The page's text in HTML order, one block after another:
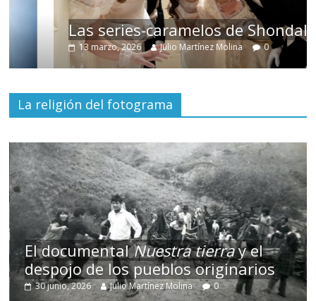
Las series-caramelos de Shondaland
13 marzo, 2026 Julio Martínez Molina 0
La religión del fotograma
El documentalNuestra tierray el
despojo de los pueblos originarios
30 junio, 2026 Julio Martínez Molina 0